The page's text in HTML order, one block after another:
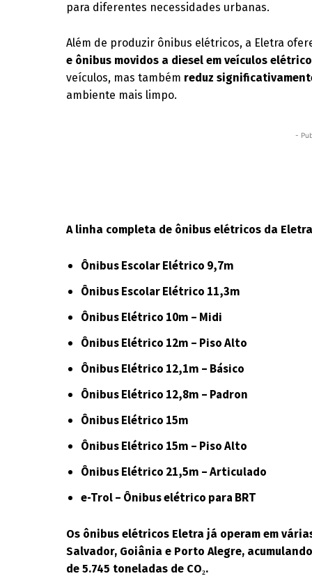
para diferentes necessidades urbanas.
Além de produzir ônibus elétricos, a Eletra
e ônibus movidos a diesel em veículos
veículos, mas também reduz
ambiente mais limpo.
-
A linha completa de ônibus elétricos da
Ônibus Escolar Elétrico 9,7m
Ônibus Escolar Elétrico 11,3m
Ônibus Elétrico 10m – Midi
Ônibus Elétrico 12m – Piso Alto
Ônibus Elétrico 12,1m – Básico
Ônibus Elétrico 12,8m – Padron
Ônibus Elétrico 15m
Ônibus Elétrico 15m – Piso Alto
Ônibus Elétrico 21,5m – Articulado
e-Trol – Ônibus elétrico para BRT
Os ônibus elétricos Eletra já operam em
Salvador, Goiânia e Porto Alegre,
de 5.745 toneladas de CO₂.